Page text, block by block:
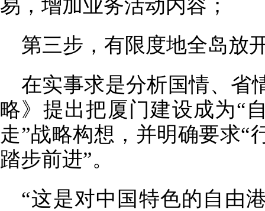
易，增加业务活动内容；
第三步，有限度地全岛放
在实事求是分析国情、省
略》提出把厦门建设成为“
走”战略构想，并明确要求“
踏步前进”。
“这是对中国特色的自由